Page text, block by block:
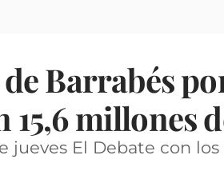
Barrabés
15,6 millones
jueves El Debate con